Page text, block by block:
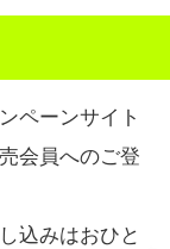
ペーンサイト
会員へのご登
込みはおひと